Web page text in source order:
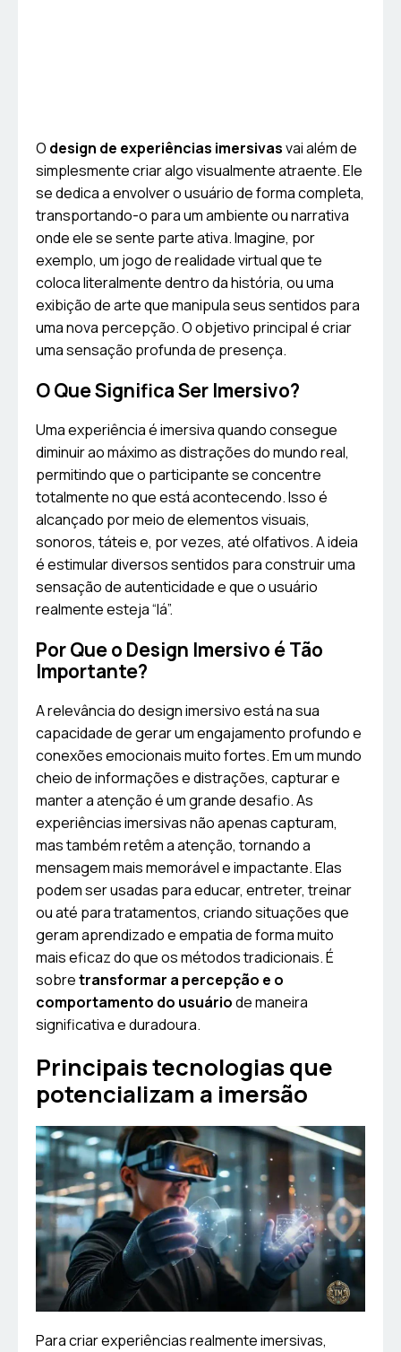
O design de experiências imersivasvai além de
simplesmente criar algo visualmente atraente. Ele
se dedica a envolver o usuário de forma completa,
transportando-o para um ambiente ou narrativa
onde ele se sente parte ativa. Imagine, por
exemplo, um jogo de realidade virtual que te
coloca literalmente dentro da história, ou uma
exibição de arte que manipula seus sentidos para
uma nova percepção. O objetivo principal é criar
uma sensação profunda de presença.
O Que Significa Ser Imersivo?
Uma experiência é imersiva quando consegue
diminuir ao máximo as distrações do mundo real,
permitindo que o participante se concentre
totalmente no que está acontecendo. Isso é
alcançado por meio de elementos visuais,
sonoros, táteis e, por vezes, até olfativos. A ideia
é estimular diversos sentidos para construir uma
sensação de autenticidade e que o usuário
realmente esteja “lá”.
Por Que o Design Imersivo é Tão
Importante?
A relevância do design imersivo está na sua
capacidade de gerar um engajamento profundo e
conexões emocionais muito fortes. Em um mundo
cheio de informações e distrações, capturar e
manter a atenção é um grande desafio. As
experiências imersivas não apenas capturam,
mas também retêm a atenção, tornando a
mensagem mais memorável e impactante. Elas
podem ser usadas para educar, entreter, treinar
ou até para tratamentos, criando situações que
geram aprendizado e empatia de forma muito
mais eficaz do que os métodos tradicionais. É
sobretransformar a percepção e o
comportamento do usuáriode maneira
significativa e duradoura.
Principais tecnologias que
potencializam a imersão
Para criar experiências realmente imersivas,